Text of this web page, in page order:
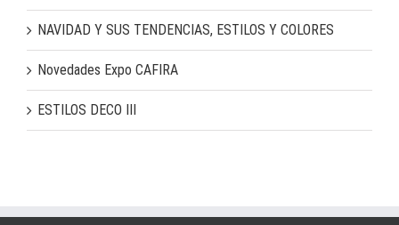
NAVIDAD Y SUS TENDENCIAS, ESTILOS Y COLORES
Novedades Expo CAFIRA
ESTILOS DECO III